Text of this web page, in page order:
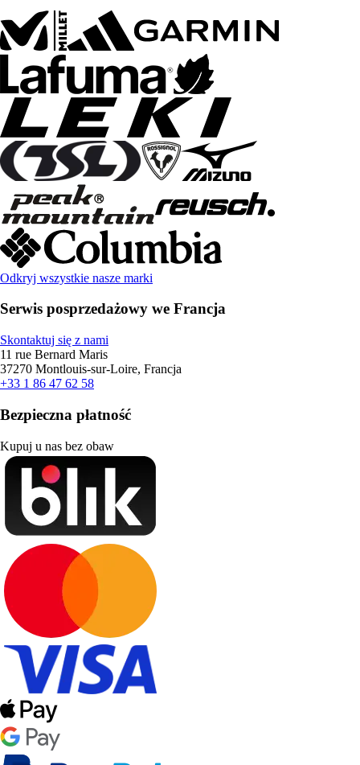
Odkryj wszystkie nasze marki
Serwis posprzedażowy we Francja
Skontaktuj się z nami
11 rue Bernard Maris
37270 Montlouis-sur-Loire, Francja
+33 1 86 47 62 58
Bezpieczna płatność
Kupuj u nas bez obaw